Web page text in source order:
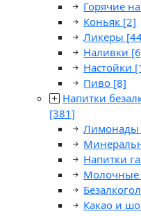
Горячие
Коньяк [2]
Ликеры
Наливки
Настойки
Пиво [8]
Напитки
[381]
Лимонады
Напитки
Молочные
Какао и